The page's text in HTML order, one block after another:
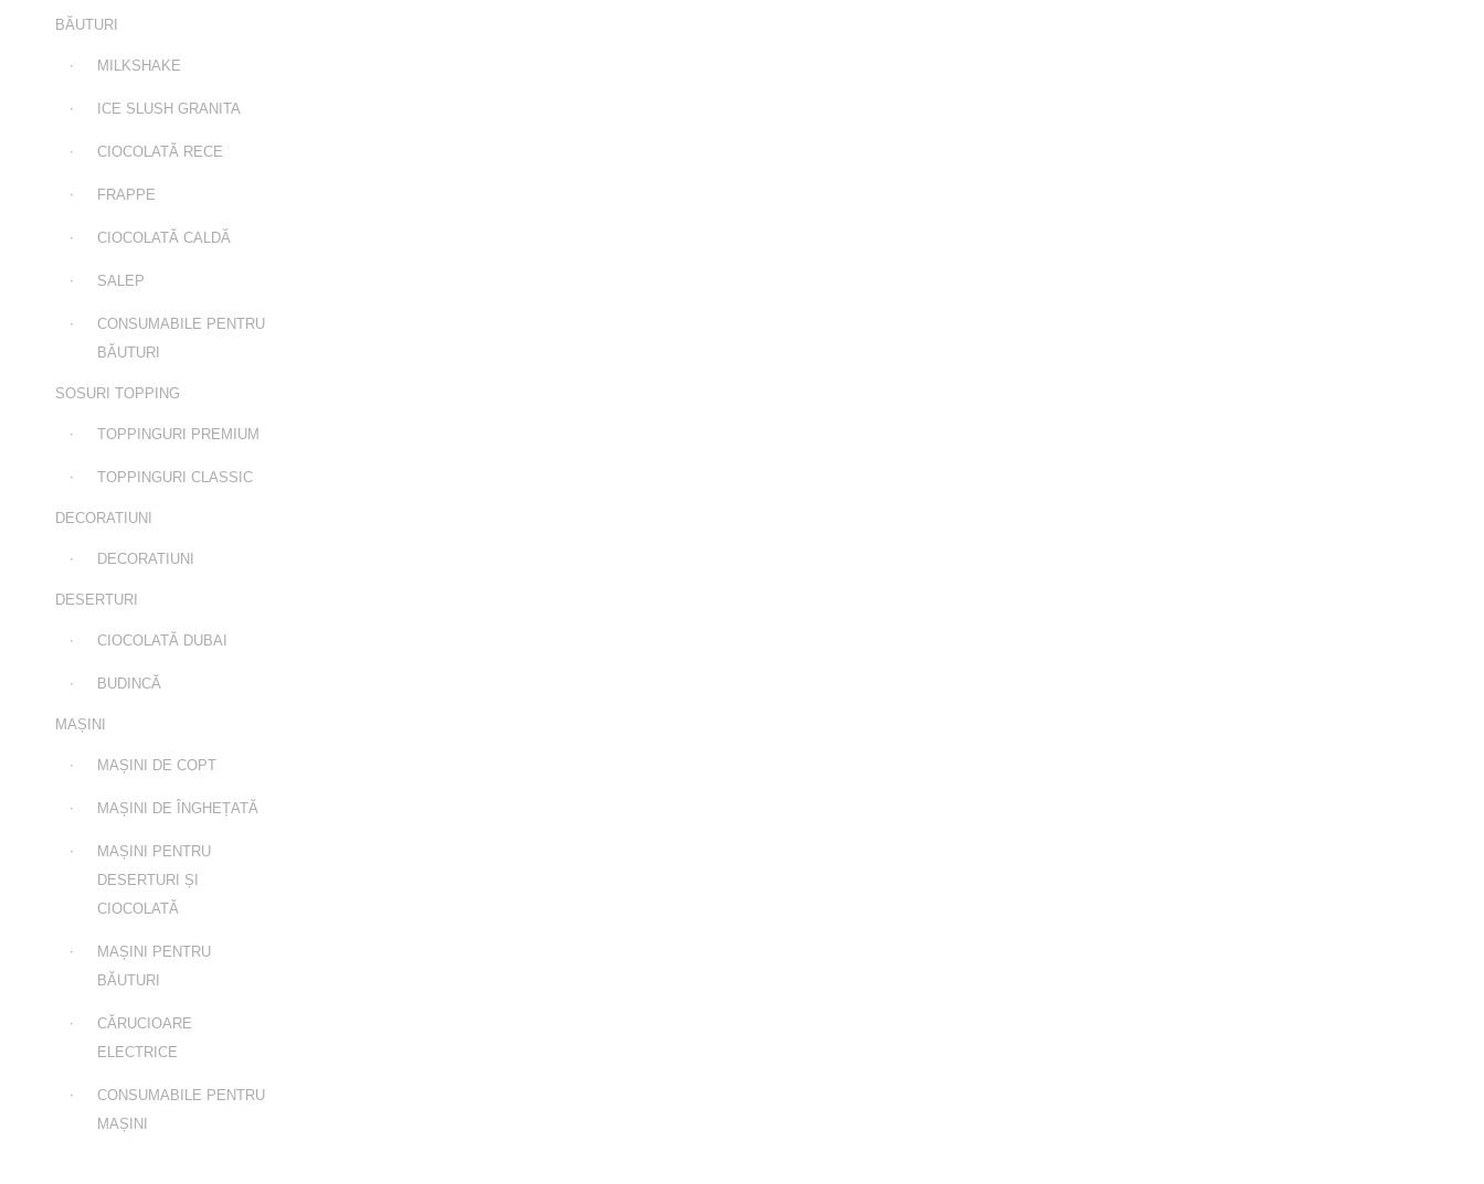
BĂUTURI
MILKSHAKE
ICE SLUSH GRANITA
CIOCOLATĂ RECE
FRAPPE
CIOCOLATĂ CALDĂ
SALEP
CONSUMABILE PENTRU
BĂUTURI
SOSURI TOPPING
TOPPINGURI PREMIUM
TOPPINGURI CLASSIC
DECORATIUNI
DECORATIUNI
DESERTURI
CIOCOLATĂ DUBAI
BUDINCĂ
MAȘINI
MAȘINI DE COPT
MAȘINI DE ÎNGHEȚATĂ
MAȘINI PENTRU
DESERTURI ȘI
CIOCOLATĂ
MAȘINI PENTRU
BĂUTURI
CĂRUCIOARE
ELECTRICE
CONSUMABILE PENTRU
MAȘINI